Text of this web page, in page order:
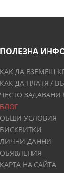
ПОЛЕЗНА
КАК ДА ВЗЕМЕШ
КАК ДА ПЛАТЯ /
ЧЕСТО ЗАДАВАНИ
БЛОГ
ОБЩИ УСЛОВИЯ
БИСКВИТКИ
ЛИЧНИ ДАННИ
ОБЯВЛЕНИЯ
КАРТА НА САЙТА